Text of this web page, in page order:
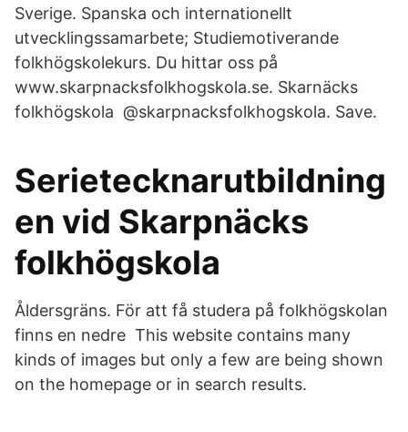
Sverige. Spanska och internationellt
utvecklingssamarbete; Studiemotiverande
folkhögskolekurs. Du hittar oss på
www.skarpnacksfolkhogskola.se. Skarnäcks
folkhögskola @skarpnacksfolkhogskola. Save.
Serietecknarutbildning
en vid Skarpnäcks
folkhögskola
Åldersgräns. För att få studera på folkhögskolan
finns en nedre This website contains many
kinds of images but only a few are being shown
on the homepage or in search results.